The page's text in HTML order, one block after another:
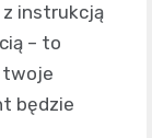
z instrukcją
– to
twoje
będzie